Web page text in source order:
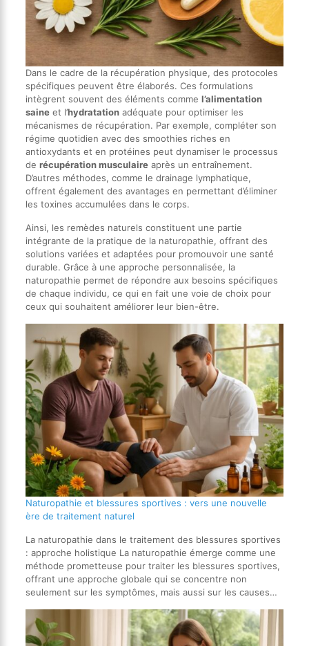
Dans le cadre de la récupération physique, des protocoles
spécifiques peuvent être élaborés. Ces formulations
intègrent souvent des éléments comme l’alimentation
saineet l’hydratationadéquate pour optimiser les
mécanismes de récupération. Par exemple, compléter son
régime quotidien avec des smoothies riches en
antioxydants et en protéines peut dynamiser le processus
de récupération musculaireaprès un entraînement.
D’autres méthodes, comme le drainage lymphatique,
offrent également des avantages en permettant d’éliminer
les toxines accumulées dans le corps.
Ainsi, les remèdes naturels constituent une partie
intégrante de la pratique de la naturopathie, offrant des
solutions variées et adaptées pour promouvoir une santé
durable. Grâce à une approche personnalisée, la
naturopathie permet de répondre aux besoins spécifiques
de chaque individu, ce qui en fait une voie de choix pour
ceux qui souhaitent améliorer leur bien-être.
Naturopathie et blessures sportives : vers une nouvelle
ère de traitement naturel
La naturopathie dans le traitement des blessures sportives
: approche holistique La naturopathie émerge comme une
méthode prometteuse pour traiter les blessures sportives,
offrant une approche globale qui se concentre non
seulement sur les symptômes, mais aussi sur les causes…